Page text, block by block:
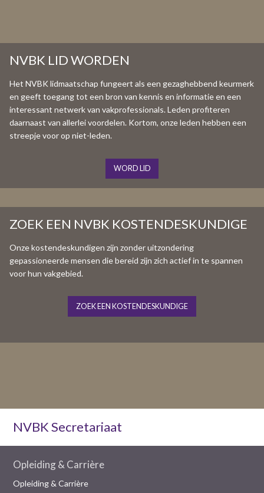
NVBK LID WORDEN
Het NVBK lidmaatschap fungeert als een gezaghebbend keurmerk
en geeft toegang tot een bron van kennis en informatie en een
interessant netwerk van vakprofessionals. Leden profiteren
daarnaast van allerlei voordelen. Kortom, onze leden hebben een
streepje voor op niet-leden.
WORD LID
ZOEK EEN NVBK KOSTENDESKUNDIGE
Onze kostendeskundigen zijn zonder uitzondering
gepassioneerde mensen die bereid zijn zich actief in te spannen
voor hun vakgebied.
ZOEK EEN KOSTENDESKUNDIGE
NVBK Secretariaat
Opleiding & Carrière
Opleiding & Carrière